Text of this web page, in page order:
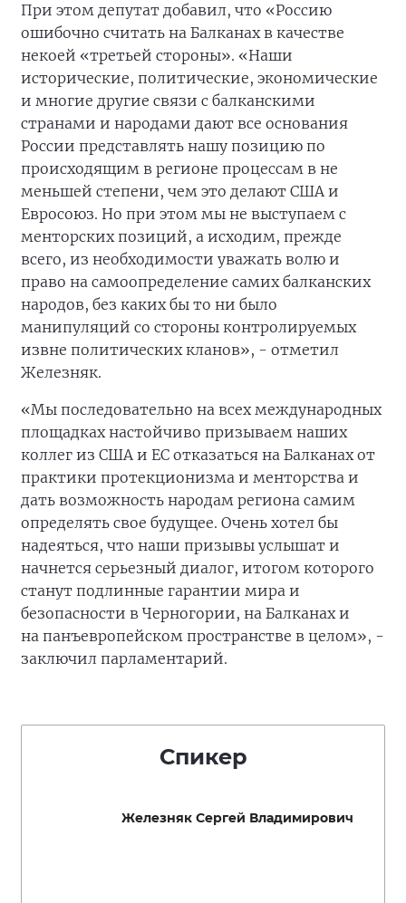
При этом депутат добавил, что «Россию
ошибочно считать на Балканах в качестве
некоей «третьей стороны». «Наши
исторические, политические, экономические
и многие другие связи с балканскими
странами и народами дают все основания
России представлять нашу позицию по
происходящим в регионе процессам в не
меньшей степени, чем это делают США и
Евросоюз. Но при этом мы не выступаем с
менторских позиций, а исходим, прежде
всего, из необходимости уважать волю и
право на самоопределение самих балканских
народов, без каких бы то ни было
манипуляций со стороны контролируемых
извне политических кланов», - отметил
Железняк.
«Мы последовательно на всех международных
площадках настойчиво призываем наших
коллег из США и ЕС отказаться на Балканах от
практики протекционизма и менторства и
дать возможность народам региона самим
определять свое будущее. Очень хотел бы
надеяться, что наши призывы услышат и
начнется серьезный диалог, итогом которого
станут подлинные гарантии мира и
безопасности в Черногории, на Балканах и
на панъевропейском пространстве в целом», -
заключил парламентарий.
Спикер
Железняк Сергей Владимирович